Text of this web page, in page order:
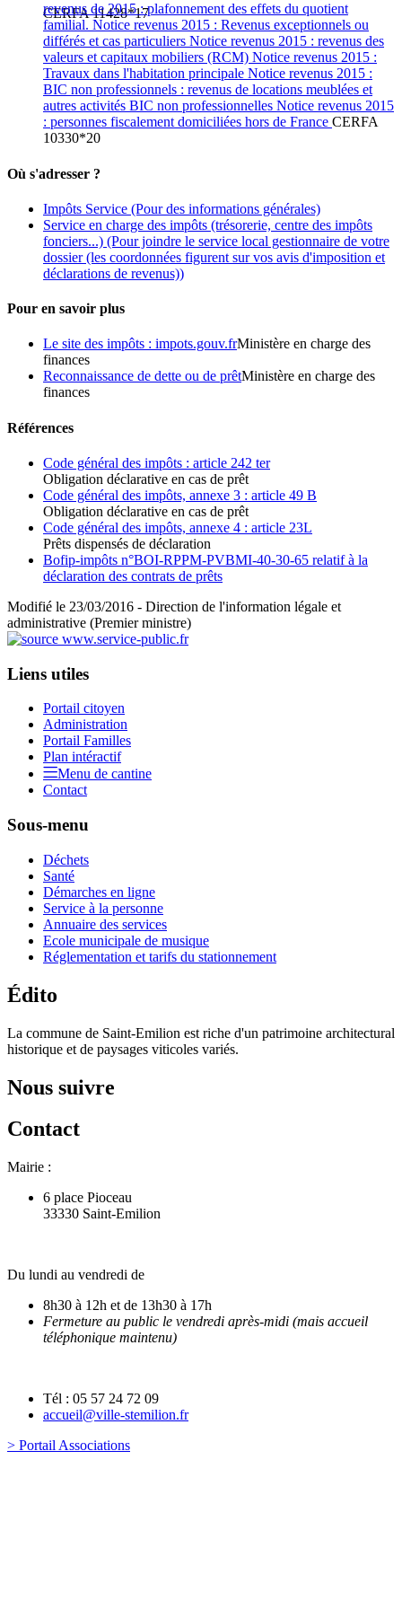
CERFA 11428*17
revenus de 2015 : plafonnement des effets du quotient
familial. Notice revenus 2015 : Revenus exceptionnels ou
différés et cas particuliers Notice revenus 2015 : revenus des
valeurs et capitaux mobiliers (RCM) Notice revenus 2015 :
Travaux dans l'habitation principale Notice revenus 2015 :
BIC non professionnels : revenus de locations meublées et
autres activités BIC non professionnelles Notice revenus 2015
: personnes fiscalement domiciliées hors de France CERFA
10330*20
Où s'adresser ?
Impôts Service (Pour des informations générales)
Service en charge des impôts (trésorerie, centre des impôts
fonciers...) (Pour joindre le service local gestionnaire de votre
dossier (les coordonnées figurent sur vos avis d'imposition et
déclarations de revenus))
Pour en savoir plus
Le site des impôts : impots.gouv.frMinistère en charge des
finances
Reconnaissance de dette ou de prêtMinistère en charge des
finances
Références
Code général des impôts : article 242 ter
Obligation déclarative en cas de prêt
Code général des impôts, annexe 3 : article 49 B
Obligation déclarative en cas de prêt
Code général des impôts, annexe 4 : article 23L
Prêts dispensés de déclaration
Bofip-impôts n°BOI-RPPM-PVBMI-40-30-65 relatif à la
déclaration des contrats de prêts
Modifié le 23/03/2016 - Direction de l'information légale et
administrative (Premier ministre)
Liens utiles
Portail citoyen
Administration
Portail Familles
Plan intéractif
Menu de cantine
Contact
Sous-menu
Déchets
Santé
Démarches en ligne
Service à la personne
Annuaire des services
Ecole municipale de musique
Réglementation et tarifs du stationnement
Édito
La commune de Saint-Emilion est riche d'un patrimoine architectural
historique et de paysages viticoles variés.
Nous suivre
Contact
Mairie :
6 place Pioceau
33330 Saint-Emilion
Du lundi au vendredi de
8h30 à 12h et de 13h30 à 17h
Fermeture au public le vendredi après-midi (mais accueil
téléphonique maintenu)
Tél : 05 57 24 72 09
accueil@ville-stemilion.fr
> Portail Associations